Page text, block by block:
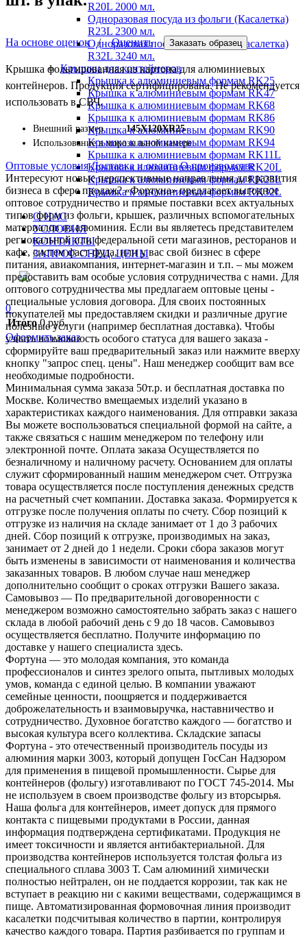
R20L 2000 мл.
Одноразовая посуда из фольги (Касалетка)
R23L 2300 мл.
Одноразовая посуда из фольги (Касалетка)
R32L 3240 мл.
Крышки для контейнеров
Крышка к алюминиевым формам RK25
Крышка к алюминиевым формам RK47
Крышка к алюминиевым формам RK68
Крышка к алюминиевым формам RK86
Крышка к алюминиевым формам RK90
Крышка к алюминиевым формам RK94
Крышка к алюминиевым формам RK11L
Крышка к алюминиевым формам RK20L
Крышка к алюминиевым формам RK23L
Крышка к алюминиевым формам RK32L
О НАС
УСЛОВИЯ
КОНТАКТЫ
ЗАПРОС СПЕЦ. ЦЕНЫ
0
Итого 0руб.
Оформить заказ
На основе оценок/Оценить Заказать образец
Крышка фольгированная из картона для алюминиевых
контейнеров. Продукция сертифицирована. Не рекомендуется
использовать в СВЧ.
Внешний размер -145Х120ХR25
Использование в морозильной камере
Оптовые условия Доставка и оплата О производстве
Интересуют новые перспективные направления для развития
бизнеса в сфере продаж? «Фортуна» предлагает выгодное
оптовое сотрудничество и прямые поставки всех актуальных
типов форм из фольги, крышек, различных вспомогательных
материалов из алюминия. Если вы являетесь представителем
региональной или федеральной сети магазинов, ресторанов и
кафе, систем фаст-фуда, или у вас свой бизнес в сфере
питания, авиакомпания, интернет-магазин и т.п. – мы можем
предоставить вам особые условия сотрудничества с нами. Для
оптового сотрудничества мы предлагаем оптовые цены -
специальные условия договора. Для своих постоянных
покупателей мы предоставляем скидки и различные другие
полезные услуги (например бесплатная доставка). Чтобы
узнать возможность особого статуса для вашего заказа -
сформируйте ваш предварительный заказ или нажмите вверху
кнопку "запрос спец. цены". Наш менеджер сообщит вам все
необходимые подробности.
Минимальная сумма заказа 50т.р. и бесплатная доставка по
Москве. Количество вмещаемых изделий указано в
характеристиках каждого наименования. Для отправки заказа
Вы можете воспользоваться специальной формой на сайте, а
также связаться с нашим менеджером по телефону или
электронной почте. Оплата заказа Осуществляется по
безналичному и наличному расчету. Основанием для оплаты
служит сформированный нашим менеджером счет. Отгрузка
товара осуществляется после поступления денежных средств
на расчетный счет компании. Доставка заказа. Формируется к
отгрузке после получения оплаты по счету. Сбор позиций к
отгрузке из наличия на складе занимает от 1 до 3 рабочих
дней. Сбор позиций к отгрузке, производимых на заказ,
занимает от 2 дней до 1 недели. Сроки сбора заказов могут
быть изменены в зависимости от наименования и количества
заказанных товаров. В любом случае наш менеджер
дополнительно сообщит о сроках отгрузки Вашего заказа.
Самовывоз — По предварительной договоренности с
менеджером возможно самостоятельно забрать заказ с нашего
склада в любой рабочий день с 9 до 18 часов. Самовывоз
осуществляется бесплатно. Получите информацию по
доставке у нашего специалиста здесь.
Фортуна — это молодая компания, это команда
профессионалов и синтез зрелого опыта, пытливых молодых
умов, команда с единой целью. В компании уважают
семейные ценности, поощряется и поддерживается
доброжелательность и взаимовыручка, наставничество и
сотрудничество. Духовное богатство каждого — богатство и
высокая культура всего коллектива. Складские запасы
Фортуна - это отечественный производитель посуды из
алюминия марки 3003, который допущен ГосСан Надзором
для применения в пищевой промышленности. Сырье для
контейнеров (фольгу) изготавливают по ГОСТ 745-2014. Мы
не используем в своем производстве фольгу из вторсырья.
Наша фольга для контейнеров, имеет допуск для прямого
контакта с пищевыми продуктами в России, данная
информация подтверждена сертификатами. Продукция не
имеет токсичности и является антибактериальной. Для
производства контейнеров используется толстая фольга из
специального сплава 3003 Т. Сам алюминий химически
полностью нейтрален, он не поддается коррозии, так как не
вступает в реакцию ни с какими веществами, содержащимся в
пище. Автоматизированная формовочная линия производит
касалетки подсчитывая количество в партии, контролируя
качество каждого товара. Партия разбивается по группам и